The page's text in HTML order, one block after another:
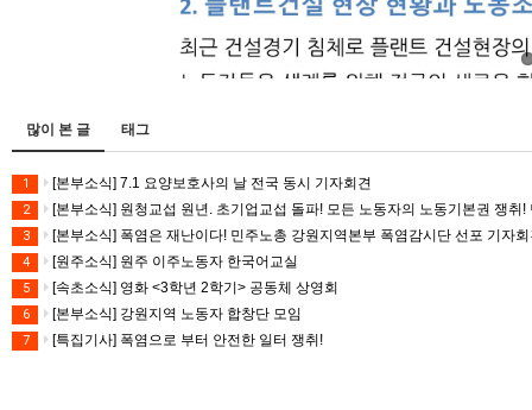
많이 본 글 태그
1 [본부소식] 7.1 요양보호사의 날 전국 동시 기자회견
2 [본부소식] 원청교섭 원년. 초기업교섭 돌파! 모든 노동자의 노동기본권 쟁취
3 [본부소식] 폭염은 재난이다! 민주노총 강원지역본부 폭염감시단 선포 기자
4 [원주소식] 원주 이주노동자 한국어교실
5 [속초소식] 영화 <3학년 2학기> 공동체 상영회
6 [본부소식] 강원지역 노동자 합창단 모임
7 [특집기사] 폭염으로 부터 안전한 일터 쟁취!